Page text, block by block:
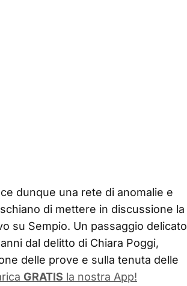
dunque una rete di anomalie e
di mettere in discussione la
su Sempio. Un passaggio delicato
dal delitto di Chiara Poggi,
delle prove e sulla tenuta delle
GRATIS la nostra App!